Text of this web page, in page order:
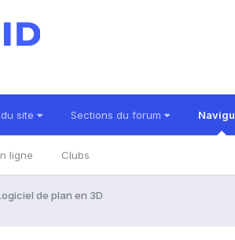
site Sections du forum
ligne Clubs
de plan en 3D